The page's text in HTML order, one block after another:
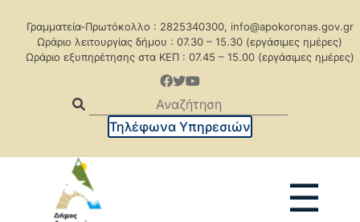
Γραμματεία-Πρωτόκολλο : 2825340300, info@apokoronas.gov.gr
Ωράριο λειτουργίας δήμου : 07.30 – 15.30 (εργάσιμες ημέρες)
Ωράριο εξυπηρέτησης στα ΚΕΠ : 07.45 – 15.00 (εργάσιμες ημέρες)
Τηλέφωνα Υπηρεσιών
☰